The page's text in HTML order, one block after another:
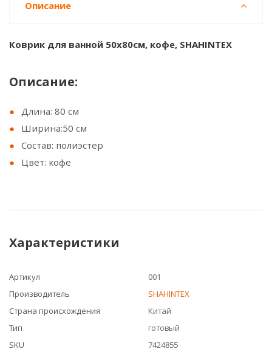
Описание
Коврик для ванной 50х80см, кофе, SHAHINTEX
Описание:
Длина: 80 см
Ширина:50 см
Состав: полиэстер
Цвет: кофе
Характеристики
Артикул
001
Производитель
SHAHINTEX
Страна происхождения
Китай
Тип
готовый
SKU
7424855